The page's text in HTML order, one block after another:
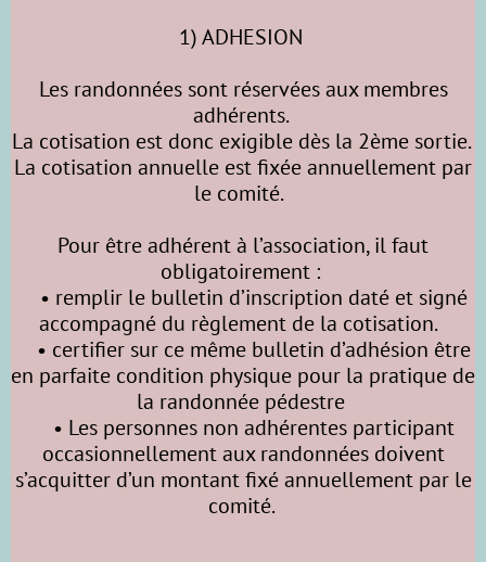
1) ADHESION
Les randonnées sont réservées aux membres
adhérents.
La cotisation est donc exigible dès la 2ème sortie.
La cotisation annuelle est fixée annuellement par
le comité.
Pour être adhérent à l’association, il faut
obligatoirement :
• remplir le bulletin d’inscription daté et signé
accompagné du règlement de la cotisation.
• certifier sur ce même bulletin d’adhésion être
en parfaite condition physique pour la pratique de
la randonnée pédestre
• Les personnes non adhérentes participant
occasionnellement aux randonnées doivent
s’acquitter d’un montant fixé annuellement par le
comité.